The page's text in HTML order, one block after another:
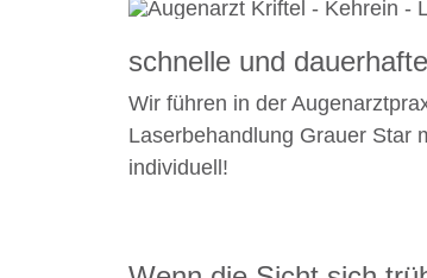
schnelle und
Wir führen in der
Laserbehandlung Grauer Star
individuell!